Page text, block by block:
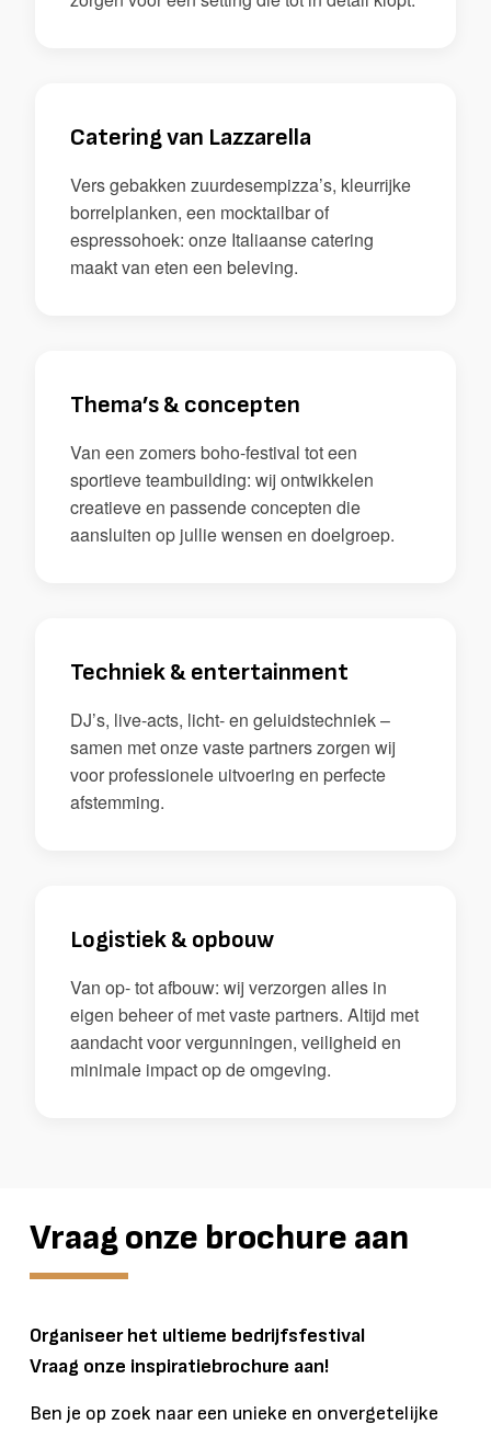
Catering van Lazzarella
Vers gebakken zuurdesempizza’s, kleurrijke
borrelplanken, een mocktailbar of
espressohoek: onze Italiaanse catering
maakt van eten een beleving.
Thema’s & concepten
Van een zomers boho-festival tot een
sportieve teambuilding: wij ontwikkelen
creatieve en passende concepten die
aansluiten op jullie wensen en doelgroep.
Techniek & entertainment
DJ’s, live-acts, licht- en geluidstechniek –
samen met onze vaste partners zorgen wij
voor professionele uitvoering en perfecte
afstemming.
Logistiek & opbouw
Van op- tot afbouw: wij verzorgen alles in
eigen beheer of met vaste partners. Altijd met
aandacht voor vergunningen, veiligheid en
minimale impact op de omgeving.
Vraag onze brochure aan
Organiseer het ultieme bedrijfsfestival
Vraag onze inspiratiebrochure aan!
Ben je op zoek naar een unieke en onvergetelijke